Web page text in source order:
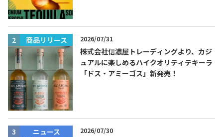
商品リリース 2026/07/31
株式会社信濃屋トレーディングより、カジ
ュアルに楽しめるハイクオリティテキーラ
「ドス・アミーゴス」新発売！
ニュース 2026/07/30